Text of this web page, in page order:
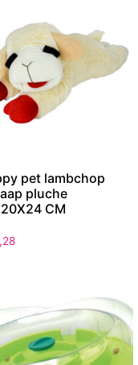
pet lambchop
pluche
CM